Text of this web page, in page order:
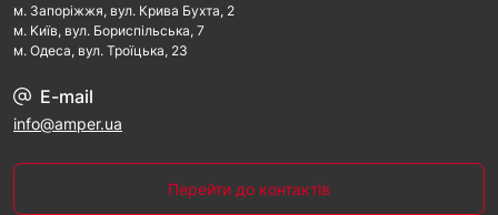
м. Запорiжжя, вул. Крива Бухта, 2
м. Kиїв, вул. Бориспільська, 7
м. Одеса, вул. Троїцька, 23
E-mail
info@amper.ua
Перейти до контактів